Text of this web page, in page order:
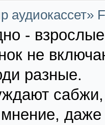
аудиокассет»
-
не
разные.
даже